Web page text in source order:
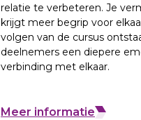
relatie te verbeteren. Je
krijgt meer begrip voor
volgen van de cursus
deelnemers een diepere
verbinding met elkaar.
Meer informatie